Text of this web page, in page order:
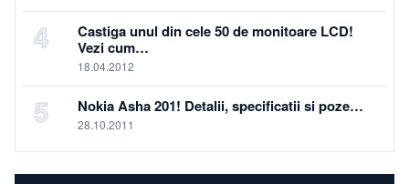
4
Castiga unul din cele 50 de monitoare LCD!
Vezi cum…
18.04.2012
5 Nokia Asha 201! Detalii, specificatii si poze…
28.10.2011